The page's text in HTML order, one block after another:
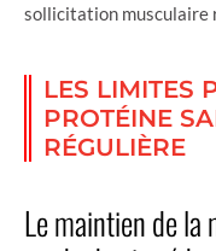
sollicitation musculaire
LES LIMITES
PROTÉINE
RÉGULIÈRE
Le maintien de la